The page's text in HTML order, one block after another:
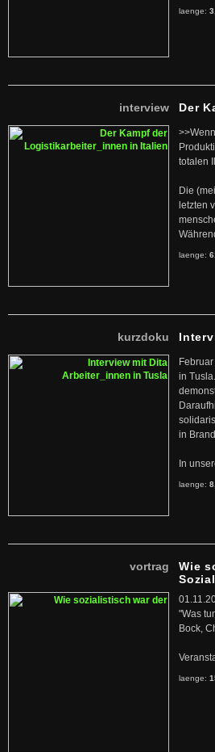
laenge:
interview Der
totalen
Die
letzten
laenge:
kurzdoku
in
in
In
laenge:
vortrag
Wie
"Was
Bock,
laenge: